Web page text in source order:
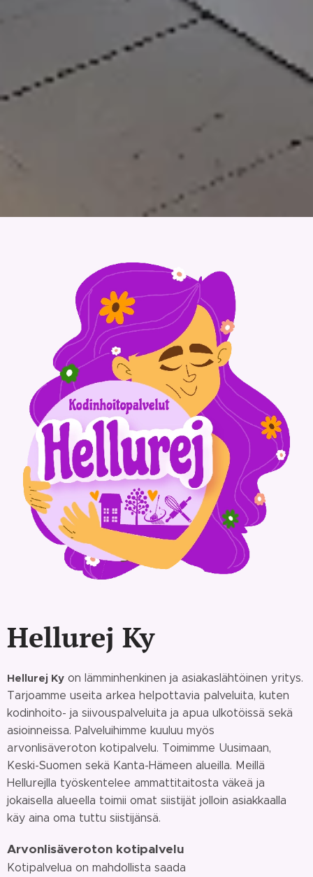
Hellurej Ky
Hellurej Ky on lämminhenkinen ja asiakaslähtöinen yritys.
Tarjoamme useita arkea helpottavia palveluita, kuten
kodinhoito- ja siivouspalveluita ja apua ulkotöissä sekä
asioinneissa. Palveluihimme kuuluu myös
arvonlisäveroton kotipalvelu. Toimimme Uusimaan,
Keski-Suomen sekä Kanta-Hämeen alueilla. Meillä
Hellurejlla työskentelee ammattitaitosta väkeä ja
jokaisella alueella toimii omat siistijät jolloin asiakkaalla
käy aina oma tuttu siistijänsä.
Arvonlisäveroton kotipalvelu
Kotipalvelua on mahdollista saada